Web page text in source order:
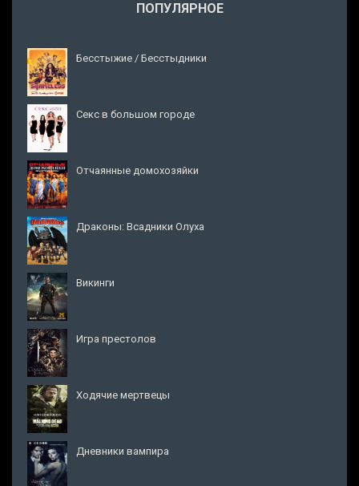
ПОПУЛЯРНОЕ
Бесстыжие / Бесстыдники
Секс в большом городе
Отчаянные домохозяйки
Драконы: Всадники Олуха
Викинги
Игра престолов
Ходячие мертвецы
Дневники вампира